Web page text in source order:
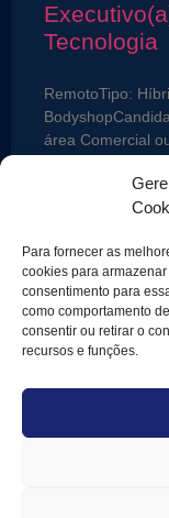
Para fornecer as
cookies para
consentimento para
como comportamento
consentir ou retirar o
recursos e funções.
Tecnologia
RemotoTipo:
área Comercial
10 de junho de 2026